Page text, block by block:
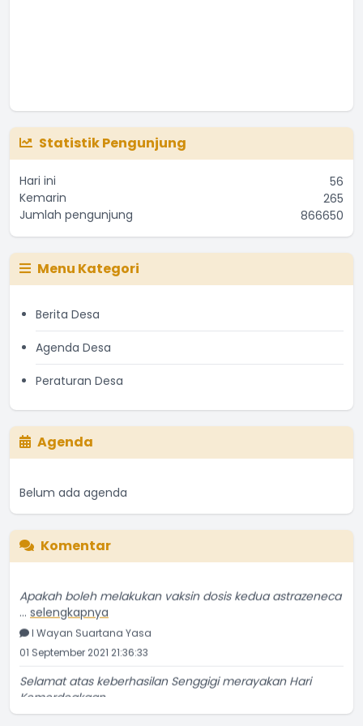
Statistik Pengunjung
Hari ini
56
Kemarin
265
Jumlah pengunjung
866650
Menu Kategori
Berita Desa
Agenda Desa
Peraturan Desa
Agenda
Belum ada agenda
Komentar
...selengkapnya
I Wayan Suartana Yasa
01 September 2021 21:36:33
Kemerdeakaan